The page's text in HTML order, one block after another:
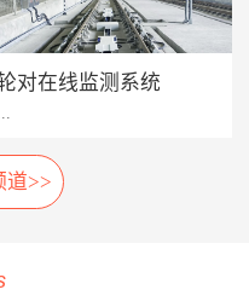
统将车辆维保工作聚焦在提
高设备可靠性上，促进被动维
备健康状态预警及检修智能
延长车辆设备的生命周期。
提升员工生产力：管理层通
系统设定各项绩效指标，系
公开、全貌、闭环”的分析及
对在线监测系统
对在线检测系统安装在正线
端或车辆段的入段线上，具
测、制动闸片磨耗检测、自
道>>